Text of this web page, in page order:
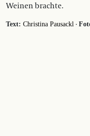
Weinen brachte.
Text: Christina Pausackl ·